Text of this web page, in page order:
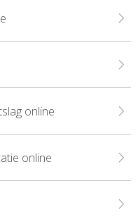
online
online